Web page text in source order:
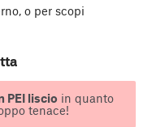
o per scopi
PEI liscio in quanto
tenace!